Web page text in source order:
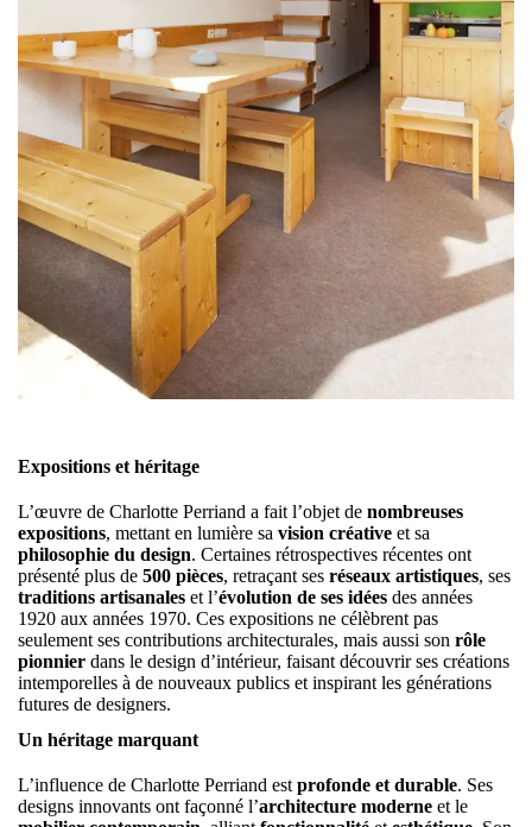
Expositions et héritage
L’œuvre de Charlotte Perriand a fait l’objet de nombreuses
expositions, mettant en lumière sa vision créative et sa
philosophie du design. Certaines rétrospectives récentes ont
présenté plus de 500 pièces, retraçant ses réseaux artistiques, ses
traditions artisanales et l’évolution de ses idées des années
1920 aux années 1970. Ces expositions ne célèbrent pas
seulement ses contributions architecturales, mais aussi son rôle
pionnier dans le design d’intérieur, faisant découvrir ses créations
intemporelles à de nouveaux publics et inspirant les générations
futures de designers.
Un héritage marquant
L’influence de Charlotte Perriand est profonde et durable. Ses
designs innovants ont façonné l’architecture moderne et le